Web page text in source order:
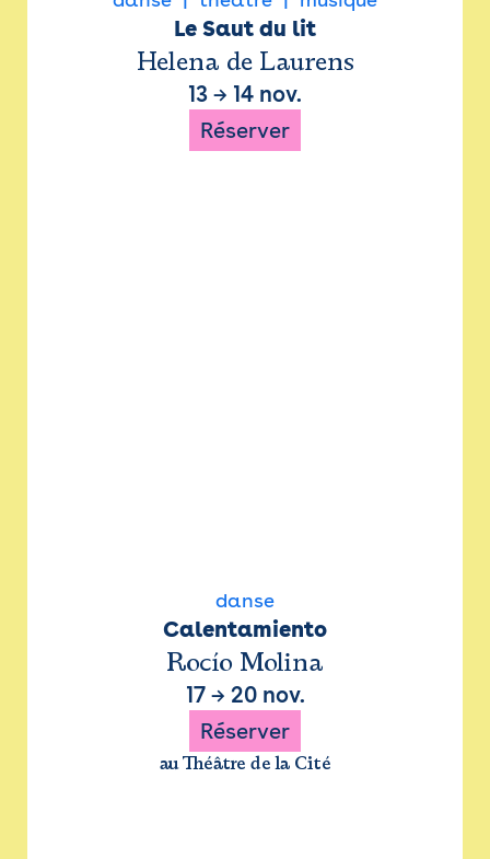
Le Saut du lit
Helena de Laurens
13 → 14 nov.
Réserver
danse
Calentamiento
Rocío Molina
17→ 20 nov.
Réserver
au Théâtre de la Cité